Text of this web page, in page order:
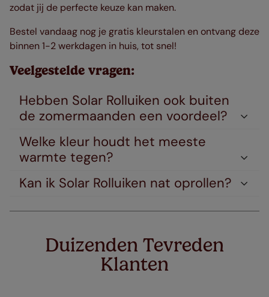
zodat jij de perfecte keuze kan maken.
Bestel vandaag nog je gratis kleurstalen en ontvang deze
binnen 1-2 werkdagen in huis, tot snel!
Veelgestelde vragen:
Hebben Solar Rolluiken ook buiten
de zomermaanden een voordeel?
Welke kleur houdt het meeste
warmte tegen?
Kan ik Solar Rolluiken nat oprollen?
Duizenden Tevreden
Klanten